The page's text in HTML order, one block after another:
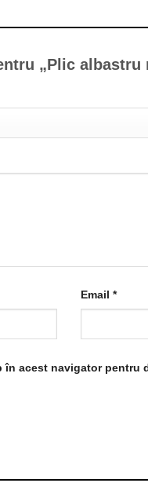
„Plic albastru
Email *
în acest navigator pentru